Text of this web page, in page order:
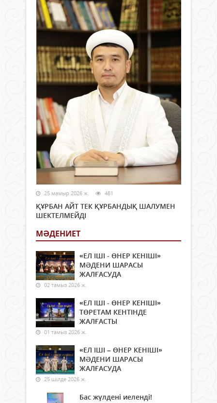
25 мамыр 2026 ж. 481
ҚҰРБАН АЙТ ТЕК ҚҰРБАНДЫҚ ШАЛУМЕН
ШЕКТЕЛМЕЙДІ
МӘДЕНИЕТ
«ЕЛ ІШІ - ӨНЕР КЕНІШІ»
МӘДЕНИ ШАРАСЫ
ЖАЛҒАСУДА
02 тамыз 2026 ж.
«ЕЛ ІШІ - ӨНЕР КЕНІШІ»
ТӨРЕТАМ КЕНТІНДЕ
ЖАЛҒАСТЫ
01 тамыз 2026 ж.
«ЕЛ ІШІ – ӨНЕР КЕНІШІ»
МӘДЕНИ ШАРАСЫ
ЖАЛҒАСУДА
25 шілде 2026 ж.
Бас жүлдені иеленді!